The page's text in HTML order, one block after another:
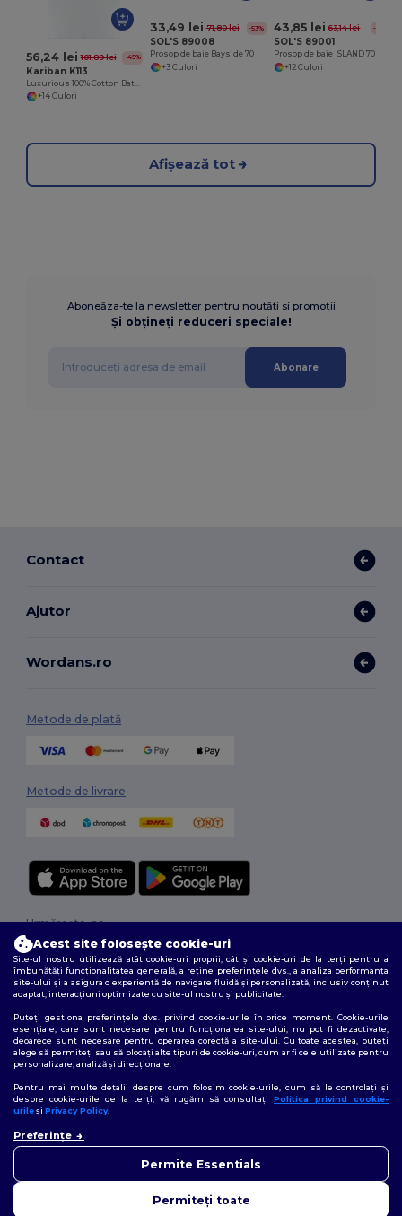
56,24 lei 101,89 lei -45%
Kariban K113
+14 Culori
33,49 lei 71,80 lei -53%
SOL'S 89008
Prosop de baie Bayside 70
+3 Culori
43,85 lei 63,14 lei -31%
SOL'S 89001
Prosop de baie ISLAND 70
+12 Culori
Afișează tot
Aboneăza-te la newsletter pentru noutăti si promoții
Și obțineți reduceri speciale!
Abonare
Contact
Ajutor
Wordans.ro
Metode de plată
Metode de livrare
2026. Toate drepturile rezervate
urile|Sitemap
Urmărește-ne
Acest site folosește cookie-uri
Site-ul nostru utilizează atât cookie-uri proprii, cât și cookie-uri de la terți pentru a
îmbunătăți funcționalitatea generală, a reține preferințele dvs., a analiza performanța
site-ului și a asigura o experiență de navigare fluidă și personalizată, inclusiv conținut
adaptat, interacțiuni optimizate cu site-ul nostru și publicitate.
Puteți gestiona preferințele dvs. privind cookie-urile în orice moment. Cookie-urile
esențiale, care sunt necesare pentru funcționarea site-ului, nu pot fi dezactivate,
deoarece sunt necesare pentru operarea corectă a site-ului. Cu toate acestea, puteți
alege să permiteți sau să blocați alte tipuri de cookie-uri, cum ar fi cele utilizate pentru
personalizare, analiză și direcționare.
Pentru mai multe detalii despre cum folosim cookie-urile, cum să le controlați și
despre cookie-urile de la terți, vă rugăm să consultați Politica privind cookie-
urileși Privacy Policy.
Preferințe
Permite Essentials
Permiteți toate
în orice moment. Chatbot-ul
ajuta.